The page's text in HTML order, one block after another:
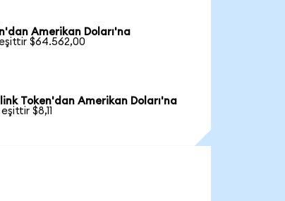
Amerikan Doları'na
eşittir $64.562,00
Token'dan Amerikan Doları'na
$8,11